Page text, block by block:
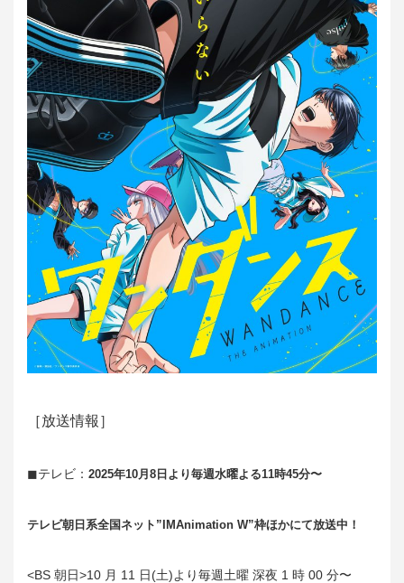
［放送情報］
◼︎テレビ： 2025年10月8日より毎週水曜よる11時45分〜
テレビ朝日系全国ネット”IMAnimation W”枠ほかにて放送中！
<BS 朝日>10 月 11 日(土)より毎週土曜 深夜 1 時 00 分〜